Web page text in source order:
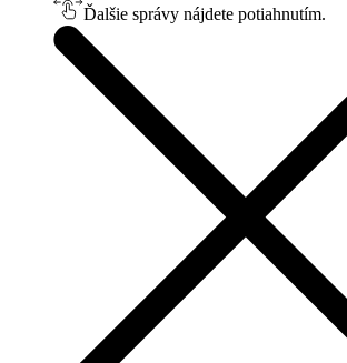
Ďalšie správy nájdete potiahnutím.